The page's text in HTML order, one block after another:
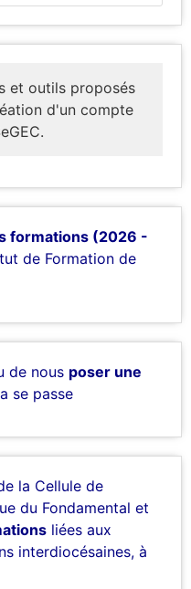
et outils proposés
d'un compte
formations (2026 -
de Formation de
de nous poser une
se passe
la Cellule de
du Fondamental et
liées aux
interdiocésaines, à